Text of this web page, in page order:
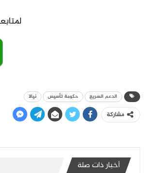
الدعم السريع حكومة تأسيس نيالا
مشاركة
أخبار ذات صلة